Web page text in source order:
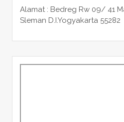
Alamat : Bedreg Rw 09/ 41
Sleman D.I.Yogyakarta 55282